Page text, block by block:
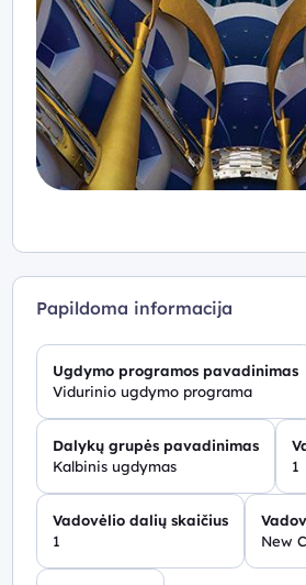
Papildoma informacija
Ugdymo programos pavadinimas
Vidurinio ugdymo programa
Dalykų grupės pavadinimas
Kalbinis ugdymas
1
Vadovėlio dalių skaičius
1
New